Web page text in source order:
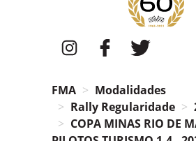
InstagramFacebook
FMA
Modalidades
Rally Regularidade
COPA MINAS RIO DE